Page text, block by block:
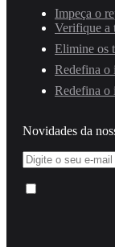
Impeça o
Verifique a
Elimine os
Redefina o
Redefina o
Novidades da